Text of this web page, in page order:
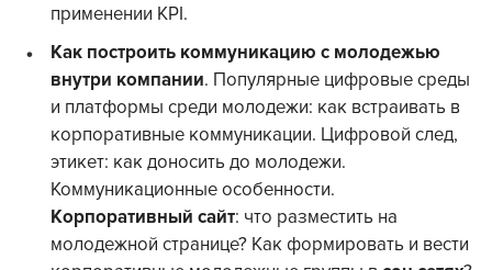
применении KPI.
Как построить коммуникацию с молодежью
внутри компании. Популярные цифровые среды
и платформы среди молодежи: как встраивать в
корпоративные коммуникации. Цифровой след,
этикет: как доносить до молодежи.
Коммуникационные особенности.
Корпоративный сайт: что разместить на
молодежной странице? Как формировать и вести